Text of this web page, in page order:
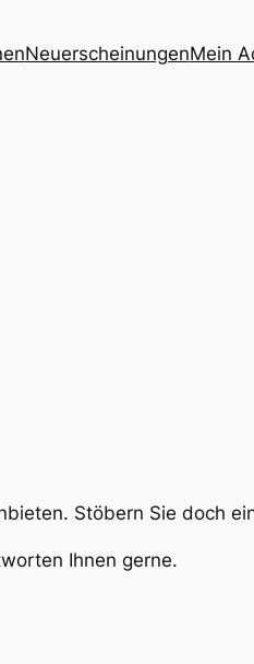
NeuerscheinungenMein
Stöbern Sie doch
Ihnen gerne.